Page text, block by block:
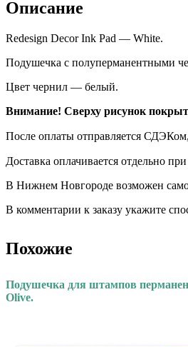
Описание
Redesign Decor Ink Pad — White.
Подушечка с полуперманентными
Цвет чернил — белый.
Внимание! Сверху рисунок
После оплаты отправляется
Доставка оплачивается отдельно
В Нижнем Новгороде возможен
В комментарии к заказу укажите
Похожие
Подушечка для штампов
Olive.